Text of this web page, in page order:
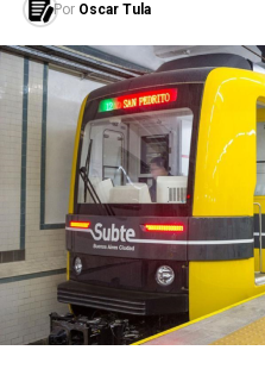
Por Oscar Tula